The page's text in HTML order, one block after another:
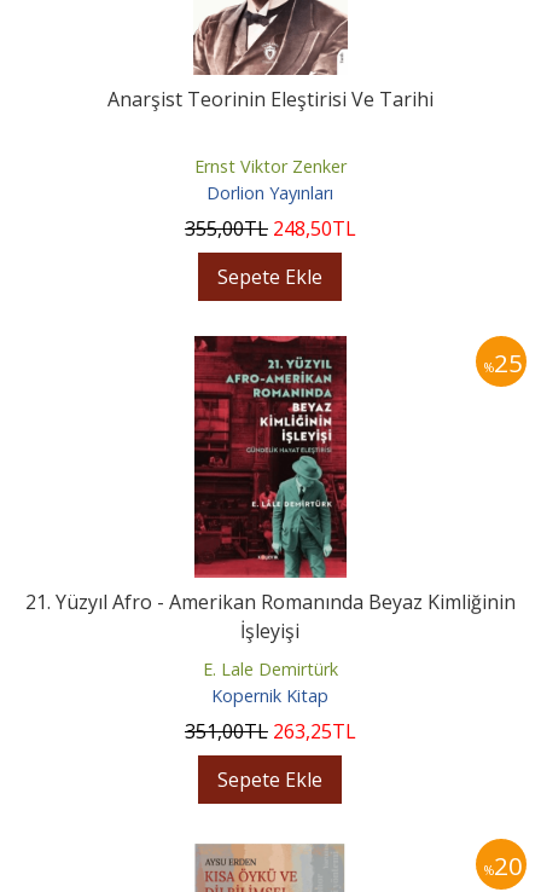
Anarşist Teorinin Eleştirisi Ve Tarihi
Ernst Viktor Zenker
Dorlion Yayınları
355,00TL 248,50TL
Sepete Ekle
%25
21. Yüzyıl Afro - Amerikan Romanında Beyaz Kimliğinin
İşleyişi
E. Lale Demirtürk
Kopernik Kitap
351,00TL 263,25TL
Sepete Ekle
%20